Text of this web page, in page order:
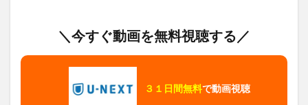
＼今すぐ動画を無料視聴する／
３１日間無料で動画視聴